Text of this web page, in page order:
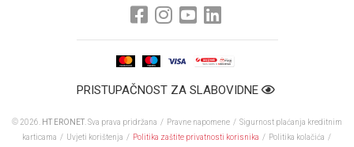
PRISTUPAČNOST ZA SLABOVIDNE
© 2026. HT ERONET . Sva prava pridržana / Pravne napomene / Sigurnost plaćanja kreditnim
karticama / Uvjeti korištenja / Politika zaštite privatnosti korisnika / Politika kolačića /